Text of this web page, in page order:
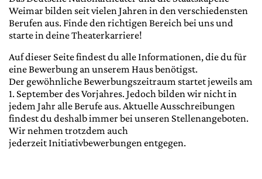
Weimar bilden seit vielen Jahren in den verschiedensten
Berufen aus. Finde den richtigen Bereich bei uns und
starte in deine Theaterkarriere!
Auf dieser Seite findest du alle Informationen, die du für
eine Bewerbung an unserem Haus benötigst.
Der gewöhnliche Bewerbungszeitraum startet jeweils am
1. September des Vorjahres. Jedoch bilden wir nicht in
jedem Jahr alle Berufe aus. Aktuelle Ausschreibungen
findest du deshalb immer bei unseren Stellenangeboten.
Wir nehmen trotzdem auch
jederzeit Initiativbewerbungen entgegen.